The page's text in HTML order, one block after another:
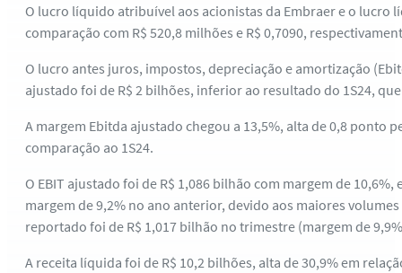
O lucro líquido atribuível aos acionistas da Embraer e o lucro
comparação com R$ 520,8 milhões e R$ 0,7090,
O lucro antes juros, impostos, depreciação e amortização
ajustado foi de R$ 2 bilhões, inferior ao resultado do 1S24,
A margem Ebitda ajustado chegou a 13,5%, alta de 0,8 ponto
comparação ao 1S24.
O EBIT ajustado foi de R$ 1,086 bilhão com margem de
margem de 9,2% no ano anterior, devido aos maiores
reportado foi de R$ 1,017 bilhão no trimestre (margem de
A receita líquida foi de R$ 10,2 bilhões, alta de 30,9% em